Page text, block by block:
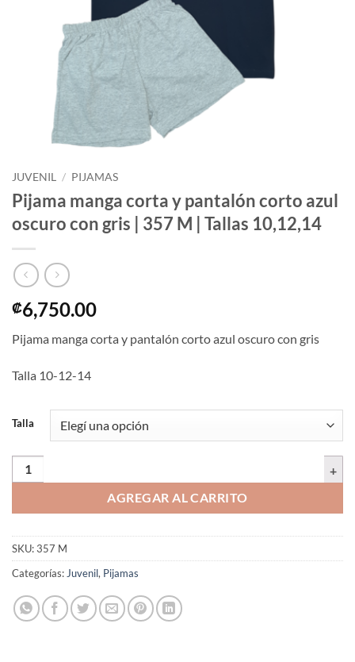
JUVENIL / PIJAMAS
Pijama manga corta y pantalón corto azul
oscuro con gris | 357 M | Tallas 10,12,14
₡6,750.00
Pijama manga corta y pantalón corto azul oscuro con gris
Talla 10-12-14
Talla
Pijama manga corta y pantalón corto azul oscuro con gris | 357 M |
AGREGAR AL CARRITO
SKU:357 M
Categorías:Juvenil, Pijamas